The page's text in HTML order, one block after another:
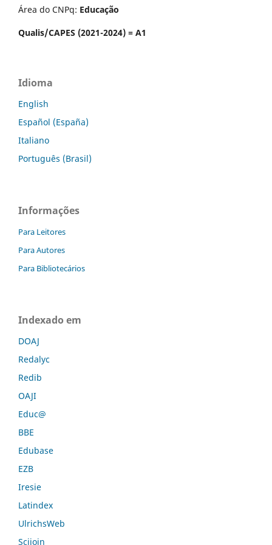
Área do CNPq: Educação
Qualis/CAPES (2021-2024) = A1
Idioma
English
Español (España)
Italiano
Português (Brasil)
Informações
Para Leitores
Para Autores
Para Bibliotecários
Indexado em
DOAJ
Redalyc
Redib
OAJI
Educ@
BBE
Edubase
EZB
Iresie
Latindex
UlrichsWeb
Scijoin